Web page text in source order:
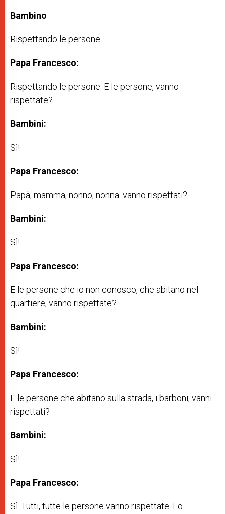
Bambino
Rispettando le persone.
Papa Francesco:
Rispettando le persone. E le persone, vanno
rispettate?
Bambini:
Sì!
Papa Francesco:
Papà, mamma, nonno, nonna: vanno rispettati?
Bambini:
Sì!
Papa Francesco:
E le persone che io non conosco, che abitano nel
quartiere, vanno rispettate?
Bambini:
Sì!
Papa Francesco:
E le persone che abitano sulla strada, i barboni, vanni
rispettati?
Bambini:
Sì!
Papa Francesco:
Sì. Tutti, tutte le persone vanno rispettate. Lo